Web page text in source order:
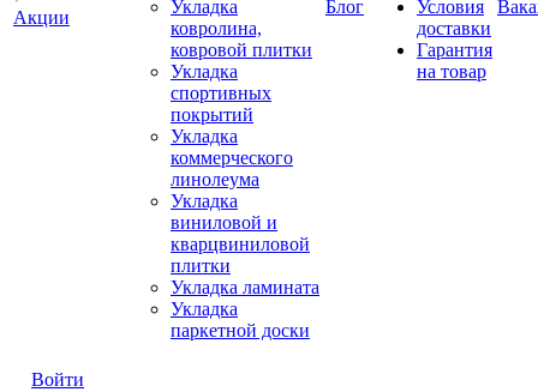
Акции
Укладка
ковролина,
ковровой плитки
Укладка
спортивных
покрытий
Укладка
коммерческого
линолеума
Укладка
виниловой и
кварцвиниловой
плитки
Укладка ламината
Укладка
паркетной доски
Блог
Условия
доставки
Гарантия
на товар
Войти